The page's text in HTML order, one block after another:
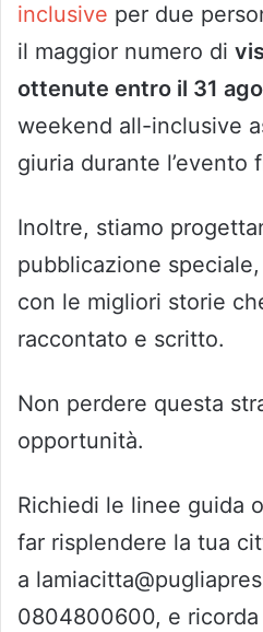
inclusive per due
il maggior numero di
ottenute entro il 31
weekend all-inclusive
giuria durante l’evento
Inoltre, stiamo
pubblicazione
con le migliori storie
raccontato e scritto.
Non perdere questa
opportunità.
Richiedi le linee guida
far risplendere la tua
a
0804800600, e